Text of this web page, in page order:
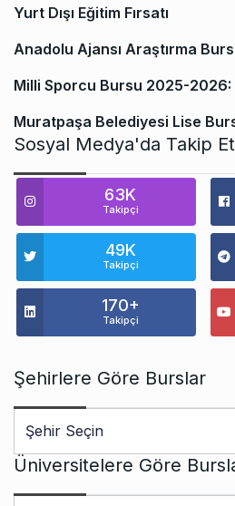
Yurt Dışı Eğitim Fırsatı
Anadolu Ajansı Araştırma
Milli Sporcu Bursu 2025-2026:
Muratpaşa Belediyesi Lise
Sosyal Medya'da Takip Et
63K
Takipçi
49K
Takipçi
170+
Takipçi
Şehirlere Göre Burslar
Üniversitelere Göre